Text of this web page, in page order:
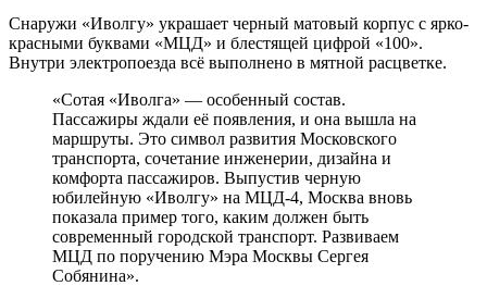
Снаружи «Иволгу» украшает черный матовый корпус с ярко-
красными буквами «МЦД» и блестящей цифрой «100».
Внутри электропоезда всё выполнено в мятной расцветке.
«Сотая «Иволга» — особенный состав.
Пассажиры ждали её появления, и она вышла на
маршруты. Это символ развития Московского
транспорта, сочетание инженерии, дизайна и
комфорта пассажиров. Выпустив черную
юбилейную «Иволгу» на МЦД-4, Москва вновь
показала пример того, каким должен быть
современный городской транспорт. Развиваем
МЦД по поручению Мэра Москвы Сергея
Собянина».